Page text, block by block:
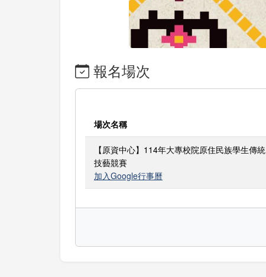
報名場次
場次名稱
【原資中心】114年大專校院原住民族學生傳統
技藝競賽
加入Google行事曆